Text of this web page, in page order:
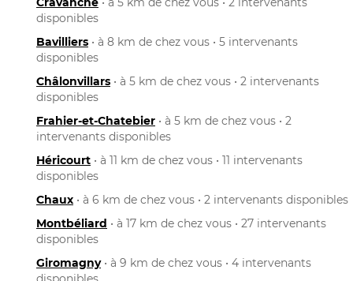
disponibles
Bavilliers • à 8 km de chez vous • 5 intervenants
disponibles
Châlonvillars • à 5 km de chez vous • 2 intervenants
disponibles
Frahier-et-Chatebier • à 5 km de chez vous • 2
intervenants disponibles
Héricourt • à 11 km de chez vous • 11 intervenants
disponibles
Chaux • à 6 km de chez vous • 2 intervenants disponibles
Montbéliard • à 17 km de chez vous • 27 intervenants
disponibles
Giromagny• à 9 km de chez vous • 4 intervenants